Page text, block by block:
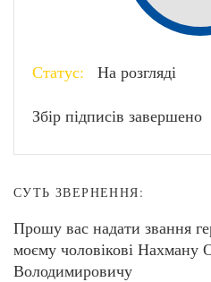
Статус: На розгляді
Збір підписів завершено
СУТЬ ЗВЕРНЕННЯ:
Прошу вас надати звання
моєму чоловікові Нахману
Володимировичу